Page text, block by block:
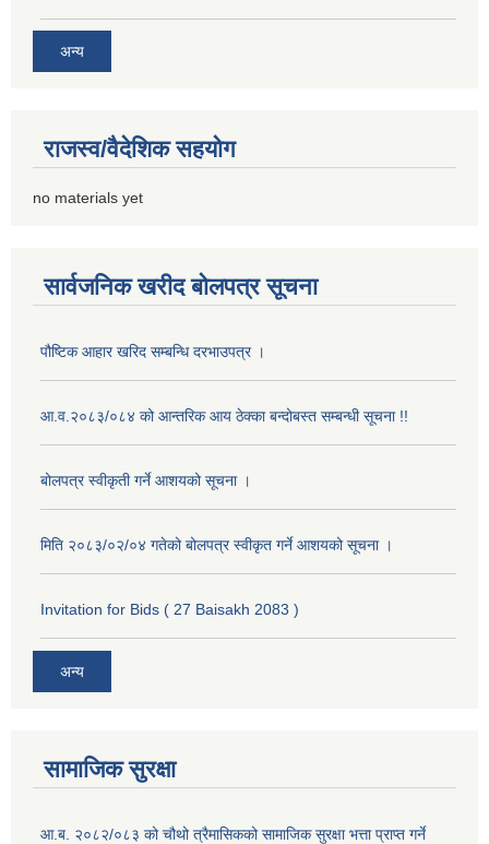
अन्य
राजस्व/वैदेशिक सहयोग
no materials yet
सार्वजनिक खरीद बोलपत्र सूचना
पौष्टिक आहार खरिद सम्बन्धि दरभाउपत्र ।
आ.व.२०८३/०८४ को आन्तरिक आय ठेक्का बन्दोबस्त सम्बन्धी सूचना !!
बोलपत्र स्वीकृती गर्ने आशयको सूचना ।
मिति २०८३/०२/०४ गतेको बोलपत्र स्वीकृत गर्ने आशयको सूचना ।
Invitation for Bids ( 27 Baisakh 2083 )
अन्य
सामाजिक सुरक्षा
आ.ब. २०८२/०८३ को चौथो त्रैमासिकको सामाजिक सुरक्षा भत्ता प्राप्त गर्ने